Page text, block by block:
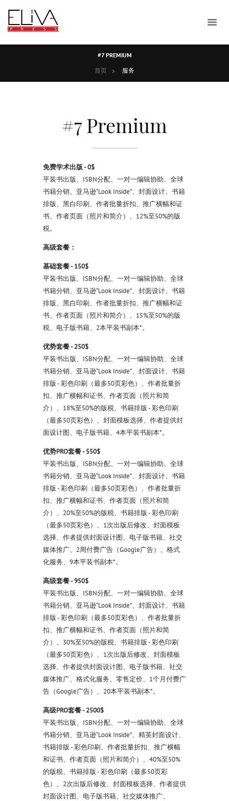
#7 PREMIUM
首页
服务
#7 Premium
免费学术出版 - 0$
平装书出版、ISBN分配、一对一编辑协助、全球
书籍分销、亚马逊“Look Inside”、封面设计、书籍
排版、黑白印刷、作者批量折扣、推广横幅和证
书、作者页面（照片和简介）、12%至50%的版
税。
高级套餐：
基础套餐 - 150$
平装书出版、ISBN分配、一对一编辑协助、全球
书籍分销、亚马逊“Look Inside”、封面设计、书籍
排版、黑白印刷、作者批量折扣、推广横幅和证
书、作者页面（照片和简介）、15%至50%的版
税、电子版书籍、2本平装书副本*。
优势套餐 - 250$
平装书出版、ISBN分配、一对一编辑协助、全球
书籍分销、亚马逊“Look Inside”、封面设计、书籍
排版 - 彩色印刷（最多50页彩色）、作者批量折
扣、推广横幅和证书、作者页面（照片和简
介）、18%至50%的版税、书籍排版 - 彩色印刷
（最多50页彩色）、封面模板选择、作者提供封
面设计图、电子版书籍、4本平装书副本*。
优势PRO套餐 - 550$
平装书出版、ISBN分配、一对一编辑协助、全球
书籍分销、亚马逊“Look Inside”、封面设计、书籍
排版 - 彩色印刷（最多50页彩色）、作者批量折
扣、推广横幅和证书、作者页面（照片和简
介）、20%至50%的版税、书籍排版 - 彩色印刷
（最多50页彩色）、1次出版后修改、封面模板
选择、作者提供封面设计图、电子版书籍、社交
媒体推广、2周付费广告（Google广告）、格式
化服务、9本平装书副本*。
高级套餐 - 950$
平装书出版、ISBN分配、一对一编辑协助、全球
书籍分销、亚马逊“Look Inside”、封面设计、书籍
排版 - 彩色印刷（最多50页彩色）、作者批量折
扣、推广横幅和证书、作者页面（照片和简
介）、30%至50%的版税、书籍排版 - 彩色印刷
（最多50页彩色）、1次出版后修改、封面模板
选择、作者提供封面设计图、电子版书籍、社交
媒体推广、格式化服务、零售定价、1个月付费广
告（Google广告）、20本平装书副本*。
高级PRO套餐 - 2500$
平装书出版、ISBN分配、一对一编辑协助、全球
书籍分销、亚马逊“Look Inside”、精英封面设计、
书籍排版 - 彩色印刷、作者批量折扣、推广横幅
和证书、作者页面（照片和简介）、40%至50%
的版税、书籍排版 - 彩色印刷（最多50页彩
色）、2次出版后修改、封面模板选择、作者提供
封面设计图、电子版书籍、社交媒体推广、